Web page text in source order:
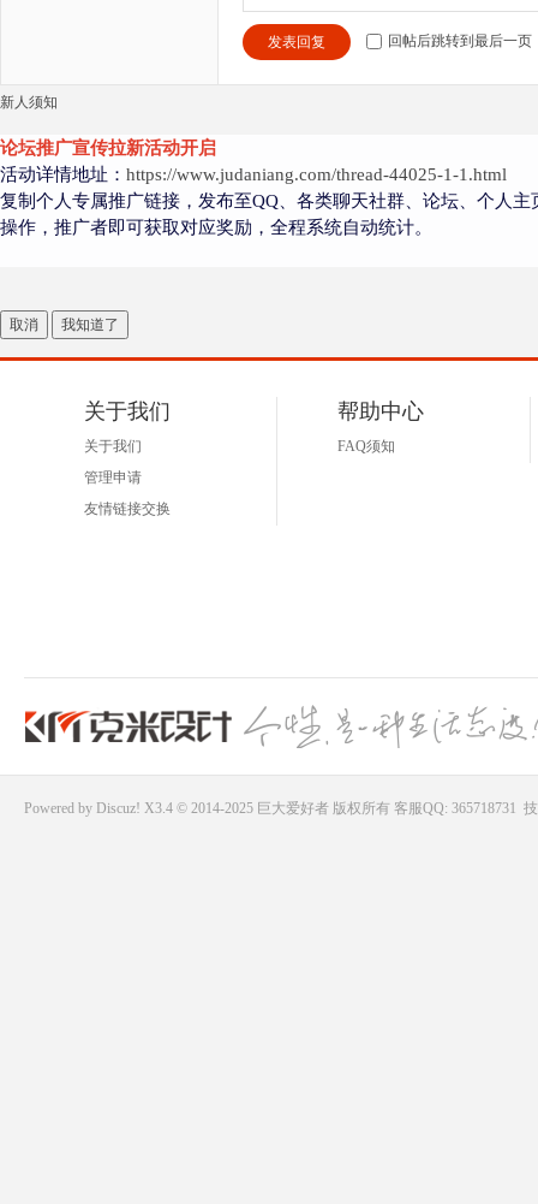
发表回复 回帖后跳转到最后一页
新人须知
论坛推广宣传拉新活动开启
活动详情地址： https://www.judaniang.com/thread-44025-1-1.html
复制个人专属推广链接，发布至QQ、各类聊天社群、论坛、个人
操作，推广者即可获取对应奖励，全程系统自动统计。
取消 我知道了
关于我们
关于我们
管理申请
友情链接交换
帮助中心
FAQ须知
Powered by Discuz! X3.4 © 2014-2025 巨大爱好者版权所有 客服QQ: 365718731